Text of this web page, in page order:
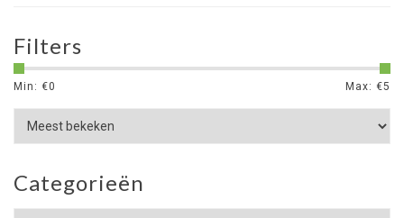
Filters
Min: €0 Max: €5
Categorieën